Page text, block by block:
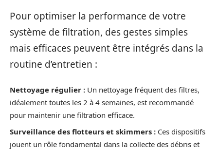
Pour optimiser la performance de votre
système de filtration, des gestes simples
mais efficaces peuvent être intégrés dans la
routine d’entretien :
Nettoyage régulier : Un nettoyage fréquent des filtres,
idéalement toutes les 2 à 4 semaines, est recommandé
pour maintenir une filtration efficace.
Surveillance des flotteurs et skimmers : Ces dispositifs
jouent un rôle fondamental dans la collecte des débris et